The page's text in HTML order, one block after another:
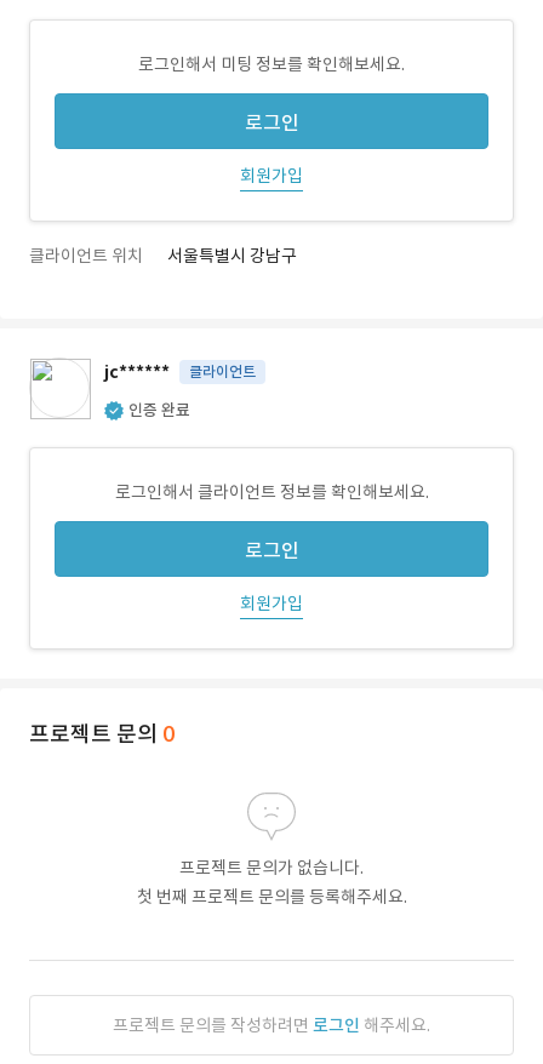
로그인해서 미팅 정보를 확인해보세요.
로그인
회원가입
클라이언트 위치 서울특별시 강남구
jc****** 클라이언트
인증 완료
로그인해서 클라이언트 정보를 확인해보세요.
로그인
회원가입
프로젝트 문의 0
프로젝트 문의가 없습니다.
첫 번째 프로젝트 문의를 등록해주세요.
프로젝트 문의를 작성하려면 로그인 해주세요.